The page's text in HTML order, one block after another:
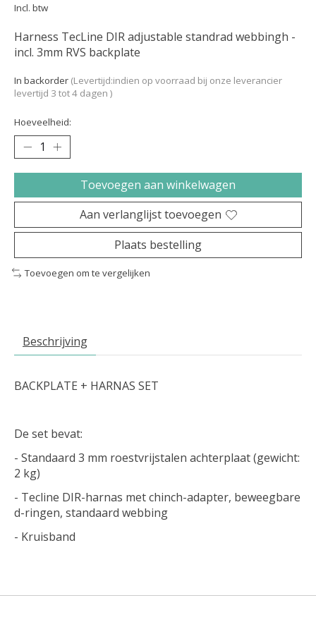
Incl. btw
Harness TecLine DIR adjustable standrad webbingh -
incl. 3mm RVS backplate
In backorder (Levertijd:indien op voorraad bij onze leverancier
levertijd 3 tot 4 dagen )
Hoeveelheid:
Toevoegen aan winkelwagen
Aan verlanglijst toevoegen
Plaats bestelling
Toevoegen om te vergelijken
Beschrijving
BACKPLATE + HARNAS SET
De set bevat:
- Standaard 3 mm roestvrijstalen achterplaat (gewicht:
2 kg)
- Tecline DIR-harnas met chinch-adapter, beweegbare
d-ringen, standaard webbing
- Kruisband